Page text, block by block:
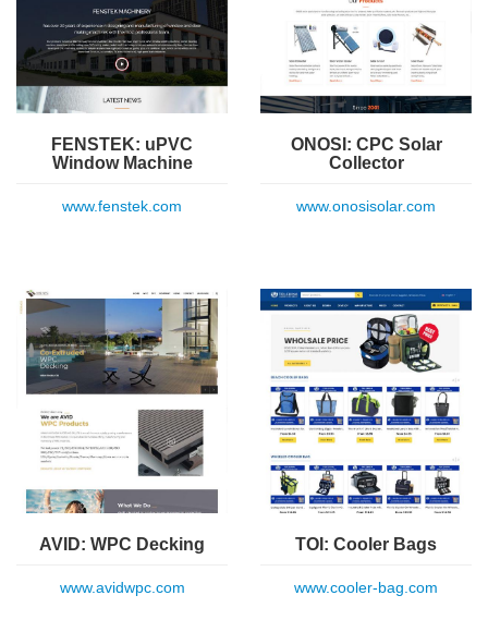
FENSTEK: uPVC
Window Machine
www.fenstek.com
ONOSI: CPC Solar
Collector
www.onosisolar.com
AVID: WPC Decking
www.avidwpc.com
TOI: Cooler Bags
www.cooler-bag.com